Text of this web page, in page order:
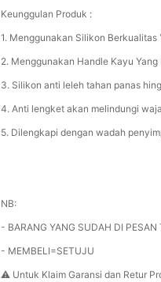
Keunggulan Produk :
1. Menggunakan Silikon Berkualitas
2. Menggunakan Handle Kayu Yang
3. Silikon anti leleh tahan panas
4. Anti lengket akan melindungi
5. Dilengkapi dengan wadah
NB:
- BARANG YANG SUDAH DI
- MEMBELI=SETUJU
⚠️ Untuk Klaim Garansi dan Retur